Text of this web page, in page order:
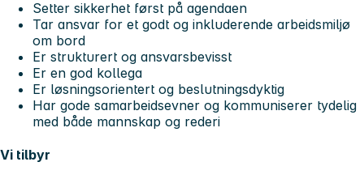
Setter sikkerhet først på agendaen
Tar ansvar for et godt og inkluderende arbeidsmiljø
om bord
Er strukturert og ansvarsbevisst
Er en god kollega
Er løsningsorientert og beslutningsdyktig
Har gode samarbeidsevner og kommuniserer tydelig
med både mannskap og rederi
Vi tilbyr